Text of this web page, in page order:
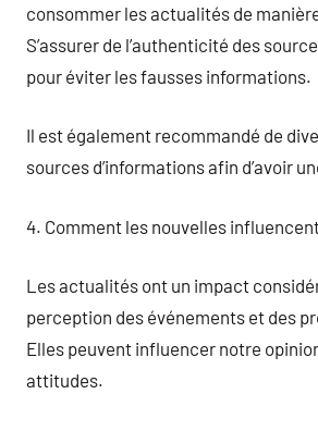
consommer les actualités de
S’assurer de l’authenticité des
pour éviter les fausses informations.
Il est également recommandé de
sources d’informations afin d’avoir
4. Comment les nouvelles
Les actualités ont un impact
perception des événements et des
Elles peuvent influencer notre
attitudes.